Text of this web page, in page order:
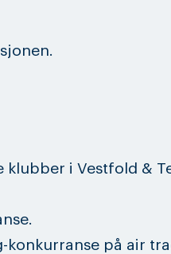
klubber i Vestfold &
konkurranse på air